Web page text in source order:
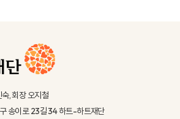
, 회장 오지철
송이로 23길 34 하트-하트재단